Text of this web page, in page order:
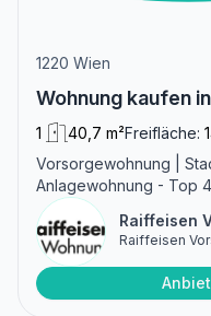
1220 Wien
Wohnung kaufen
1 40,7 m²Freifläche:
Vorsorgewohnung |
Anlagewohnung - Top
Raiffeisen
Raiffeisen